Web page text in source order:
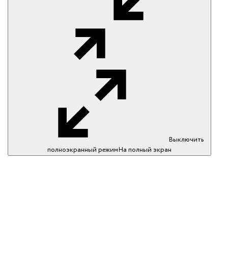
Выключить
полноэкранный режимНа полный экран